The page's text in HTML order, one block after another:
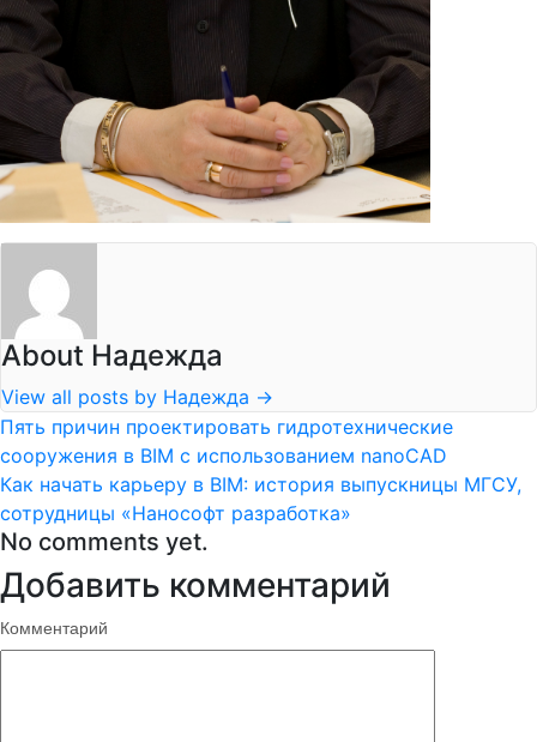
About Надежда
View all posts by Надежда →
Пять причин проектировать гидротехнические
сооружения в BIM с использованием nanoCAD
Как начать карьеру в BIM: история выпускницы МГСУ,
сотрудницы «Нанософт разработка»
No comments yet.
Добавить комментарий
Комментарий